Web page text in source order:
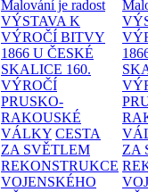
Malování je radost
VÝSTAVA K
VÝROČÍ BITVY
1866 U ČESKÉ
SKALICE 160.
VÝROČÍ
PRUSKO-
RAKOUSKÉ
VÁLKY CESTA
ZA SVĚTLEM
REKONSTRUKCE
VOJENSKÉHO
ZA